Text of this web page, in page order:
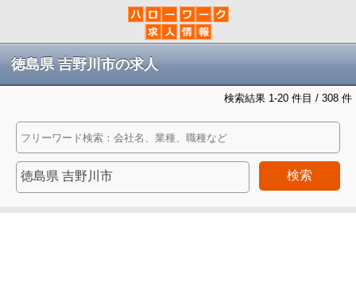
徳島県 吉野川市の求人
検索結果 1-20 件目 / 308 件
検索